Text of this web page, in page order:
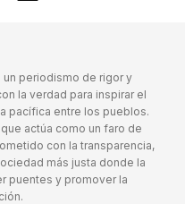
un periodismo de rigor y
la verdad para inspirar el
pacífica entre los pueblos.
actúa como un faro de
con la transparencia,
más justa donde la
puentes y promover la